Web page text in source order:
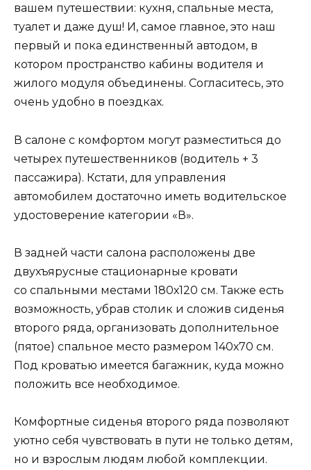
вашем путешествии: кухня, спальные места,
туалет и даже душ! И, самое главное, это наш
первый и пока единственный автодом, в
котором пространство кабины водителя и
жилого модуля объединены. Согласитесь, это
очень удобно в поездках.
В салоне с комфортом могут разместиться до
четырех путешественников (водитель + 3
пассажира). Кстати, для управления
автомобилем достаточно иметь водительское
удостоверение категории «В».
В задней части салона расположены две
двухъярусные стационарные кровати
со спальными местами 180х120 см. Также есть
возможность, убрав столик и сложив сиденья
второго ряда, организовать дополнительное
(пятое) спальное место размером 140х70 см.
Под кроватью имеется багажник, куда можно
положить все необходимое.
Комфортные сиденья второго ряда позволяют
уютно себя чувствовать в пути не только детям,
но и взрослым людям любой комплекции.